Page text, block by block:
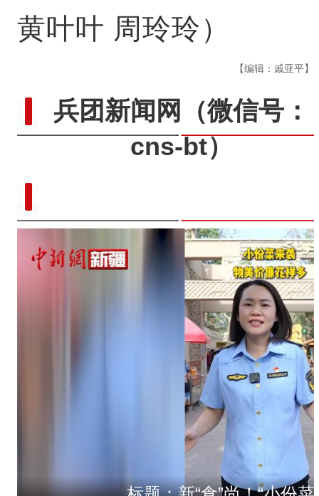
黄叶叶 周玲玲）
【编辑：戚亚平】
兵团新闻网
（微信号：
cns-bt）